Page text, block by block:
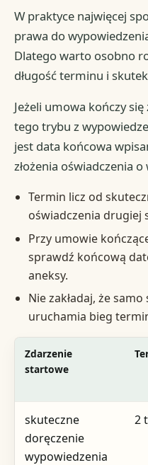
W praktyce najwięcej
prawa do
Dlatego warto osobno
długość terminu i
Jeżeli umowa kończy
tego trybu z
jest data końcowa
złożenia oświadczenia
Termin licz od
oświadczenia drugiej
Przy umowie
sprawdź końcową
aneksy.
Nie zakładaj, że
uruchamia bieg
Zdarzenie
startowe
skuteczne
doręczenie
wypowiedzenia
2